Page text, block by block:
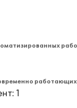
работающих
1